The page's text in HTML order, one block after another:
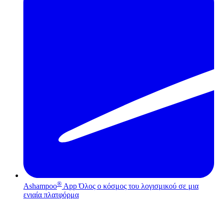
Ashampoo® App Όλος ο κόσμος του λογισμικού σε μια
ενιαία πλατφόρμα